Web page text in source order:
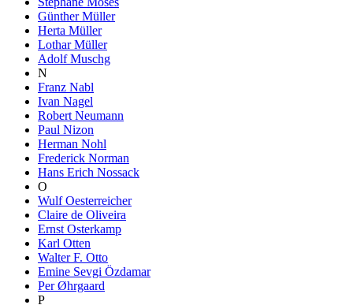
Günther Müller
Herta Müller
Lothar Müller
Adolf Muschg
N
Franz Nabl
Ivan Nagel
Robert Neumann
Paul Nizon
Herman Nohl
Frederick Norman
Hans Erich Nossack
O
Wulf Oesterreicher
Claire de Oliveira
Ernst Osterkamp
Karl Otten
Walter F. Otto
Emine Sevgi Özdamar
Per Øhrgaard
P